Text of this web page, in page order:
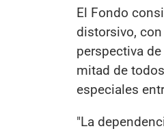
El Fondo
distorsivo,
perspectiva
mitad de
especiales
"La